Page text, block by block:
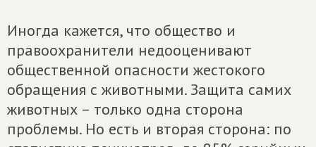
Иногда кажется, что общество и
правоохранители недооценивают
общественной опасности жестокого
обращения с животными. Защита самих
животных – только одна сторона
проблемы. Но есть и вторая сторона: по